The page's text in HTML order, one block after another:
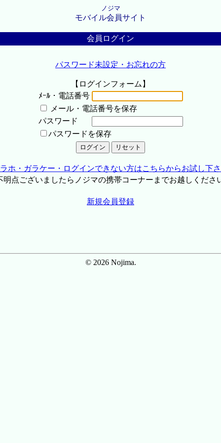
ノジマ
モバイル会員サイト
会員ログイン
パスワード未設定・お忘れの方
【ログインフォーム】
ﾒｰﾙ・電話番号
メール・電話番号を保存
パスワード
パスワードを保存
ホ・ガラケー・ログインできない方はこちらからお試し下
点ございましたらノジマの携帯コーナーまでお越しくださ
新規会員登録
© 2026 Nojima.